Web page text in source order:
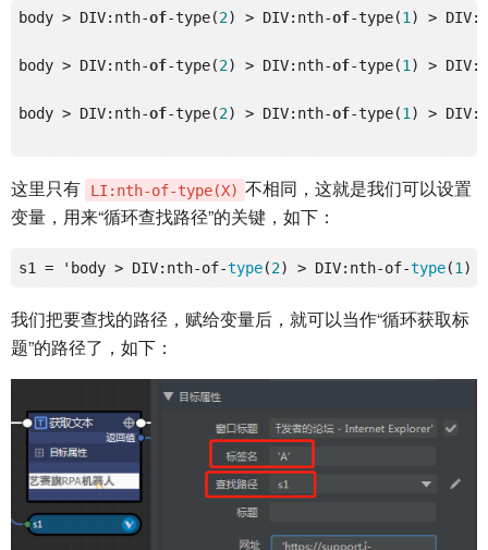
body > DIV:nth-of-type(2) > DIV:nth-of-type(1) >
body > DIV:nth-of-type(2) > DIV:nth-of-type(1) >
body > DIV:nth-of-type(2) > DIV:nth-of-type(1) >
这里只有 LI:nth-of-type(X) 不相同，这就是我们可以设置
变量，用来“循环查找路径”的关键，如下：
s1 = 'body > DIV:nth-of-type(2) > DIV:nth-of-type(1 )
我们把要查找的路径，赋给变量后，就可以当作“循环获取标
题”的路径了，如下：